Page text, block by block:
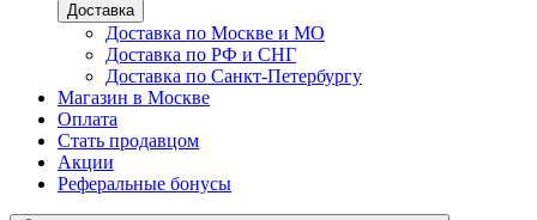
Доставка
Доставка по Москве и МО
Доставка по РФ и СНГ
Доставка по Санкт-Петербургу
Магазин в Москве
Оплата
Стать продавцом
Акции
Реферальные бонусы